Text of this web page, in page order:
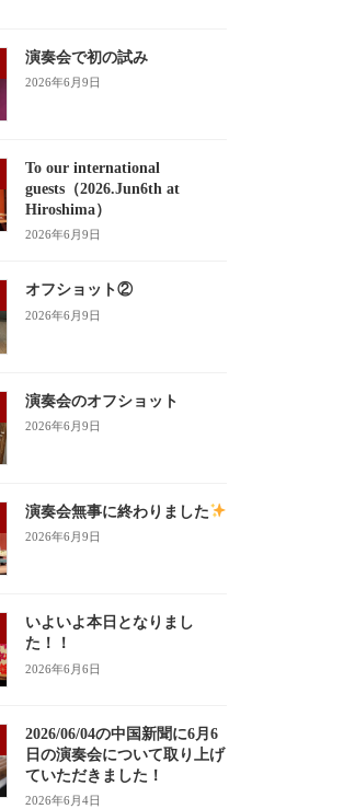
演奏会で初の試み
2026年6月9日
To our international
guests（2026.Jun6th at
Hiroshima）
2026年6月9日
オフショット②
2026年6月9日
演奏会のオフショット
2026年6月9日
演奏会無事に終わりました
2026年6月9日
いよいよ本日となりまし
た！！
2026年6月6日
2026/06/04の中国新聞に6月6
日の演奏会について取り上げ
ていただきました！
2026年6月4日